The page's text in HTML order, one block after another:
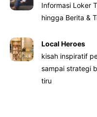
Informasi Loker
hingga Berita &
Local Heroes
kisah inspiratif
sampai strategi
tiru